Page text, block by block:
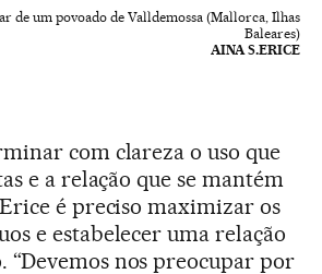
de um povoado de Valldemossa (Mallorca, Ilhas
Baleares)
AINA S.ERICE
com clareza o uso que
e a relação que se mantém
é preciso maximizar os
e estabelecer uma relação
“Devemos nos preocupar por